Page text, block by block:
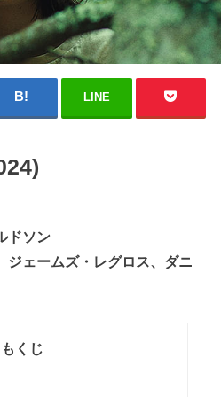
LINE
ドソン
ジェームズ・レグロス、ダニ
もくじ